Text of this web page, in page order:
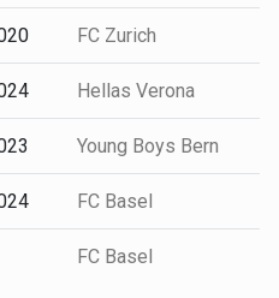
FC Zurich
Hellas Verona
Young Boys Bern
FC Basel
FC Basel